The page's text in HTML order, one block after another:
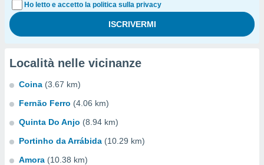
Ho letto e accetto la politica sulla privacy
Località nelle vicinanze
Coina (3.67 km)
Fernão Ferro (4.06 km)
Quinta Do Anjo (8.94 km)
Portinho da Arrábida (10.29 km)
Amora (10.38 km)